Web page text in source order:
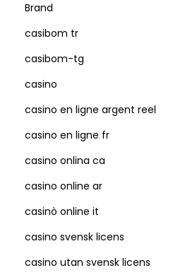
Brand
casibom tr
casibom-tg
casino
casino en ligne argent reel
casino en ligne fr
casino onlina ca
casino online ar
casinò online it
casino svensk licens
casino utan svensk licens